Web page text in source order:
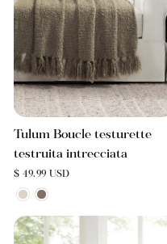
Tulum Boucle testurette
testruita intrecciata
$ 49.99 USD